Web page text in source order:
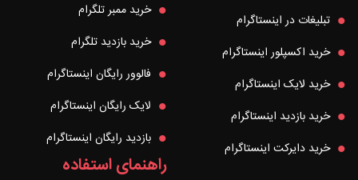
تبلیغات در اینستاگرام
خرید اکسپلور اینستاگرام
خرید لایک اینستاگرام
خرید بازدید اینستاگرام
خرید دایرکت اینستاگرام
خرید ممبر تلگرام
خرید بازدید تلگرام
فالوور رایگان اینستاگرام
لایک رایگان اینستاگرام
بازدید رایگان اینستاگرام
راهنمای استفاده